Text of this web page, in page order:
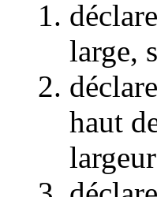
large,
haut